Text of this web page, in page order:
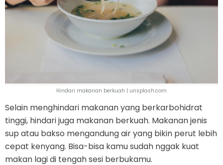
Hindari makanan berkuah | unsplash.com
Selain menghindari makanan yang berkarbohidrat
tinggi, hindari juga makanan berkuah. Makanan jenis
sup atau bakso mengandung air yang bikin perut lebih
cepat kenyang. Bisa-bisa kamu sudah nggak kuat
makan lagi di tengah sesi berbukamu.